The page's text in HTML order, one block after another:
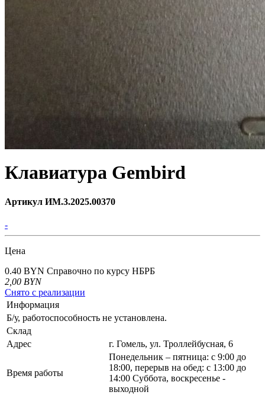
Клавиатура Gembird
Артикул ИМ.3.2025.00370
-
Цена
0.40 BYN Справочно по курсу НБРБ
2,00 BYN
Снято с реализации
Информация
Б/у, работоспособность не установлена.
Склад
Адрес
г. Гомель, ул. Троллейбусная, 6
Время работы
Понедельник – пятница: с 9:00 до
18:00, перерыв на обед: с 13:00 до
14:00 Суббота, воскресенье -
выходной